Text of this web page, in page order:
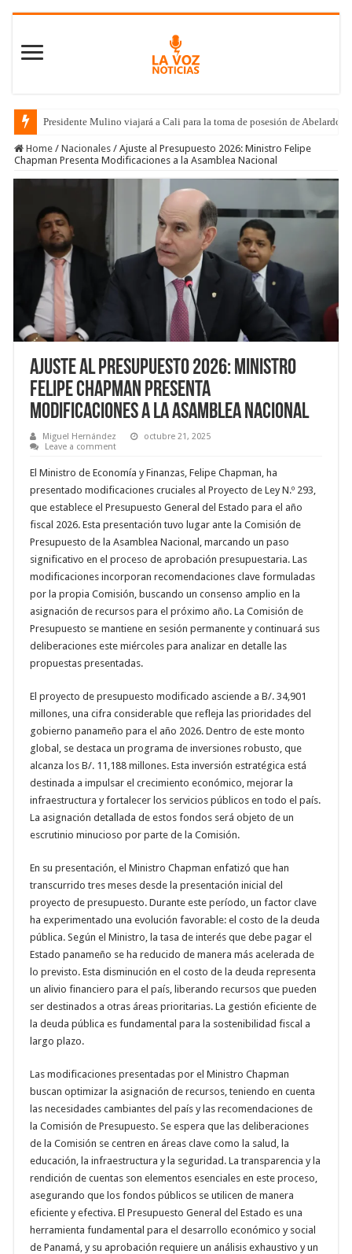
Presidente Mulino viajará a Cali para la toma de posesión de Abelardo
Home / Nacionales / Ajuste al Presupuesto 2026: Ministro Felipe
Chapman Presenta Modificaciones a la Asamblea Nacional
Ajuste al Presupuesto 2026: Ministro
Felipe Chapman Presenta
Modificaciones a la Asamblea Nacional
Miguel Hernández
octubre 21, 2025
Leave a comment
El Ministro de Economía y Finanzas, Felipe Chapman, ha
presentado modificaciones cruciales al Proyecto de Ley N.º 293,
que establece el Presupuesto General del Estado para el año
fiscal 2026. Esta presentación tuvo lugar ante la Comisión de
Presupuesto de la Asamblea Nacional, marcando un paso
significativo en el proceso de aprobación presupuestaria. Las
modificaciones incorporan recomendaciones clave formuladas
por la propia Comisión, buscando un consenso amplio en la
asignación de recursos para el próximo año. La Comisión de
Presupuesto se mantiene en sesión permanente y continuará sus
deliberaciones este miércoles para analizar en detalle las
propuestas presentadas.
El proyecto de presupuesto modificado asciende a B/. 34,901
millones, una cifra considerable que refleja las prioridades del
gobierno panameño para el año 2026. Dentro de este monto
global, se destaca un programa de inversiones robusto, que
alcanza los B/. 11,188 millones. Esta inversión estratégica está
destinada a impulsar el crecimiento económico, mejorar la
infraestructura y fortalecer los servicios públicos en todo el país.
La asignación detallada de estos fondos será objeto de un
escrutinio minucioso por parte de la Comisión.
En su presentación, el Ministro Chapman enfatizó que han
transcurrido tres meses desde la presentación inicial del
proyecto de presupuesto. Durante este período, un factor clave
ha experimentado una evolución favorable: el costo de la deuda
pública. Según el Ministro, la tasa de interés que debe pagar el
Estado panameño se ha reducido de manera más acelerada de
lo previsto. Esta disminución en el costo de la deuda representa
un alivio financiero para el país, liberando recursos que pueden
ser destinados a otras áreas prioritarias. La gestión eficiente de
la deuda pública es fundamental para la sostenibilidad fiscal a
largo plazo.
Las modificaciones presentadas por el Ministro Chapman
buscan optimizar la asignación de recursos, teniendo en cuenta
las necesidades cambiantes del país y las recomendaciones de
la Comisión de Presupuesto. Se espera que las deliberaciones
de la Comisión se centren en áreas clave como la salud, la
educación, la infraestructura y la seguridad. La transparencia y la
rendición de cuentas son elementos esenciales en este proceso,
asegurando que los fondos públicos se utilicen de manera
eficiente y efectiva. El Presupuesto General del Estado es una
herramienta fundamental para el desarrollo económico y social
de Panamá, y su aprobación requiere un análisis exhaustivo y un